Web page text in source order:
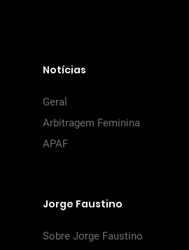
Notícias
Geral
Arbitragem Feminina
APAF
Jorge Faustino
Sobre Jorge Faustino